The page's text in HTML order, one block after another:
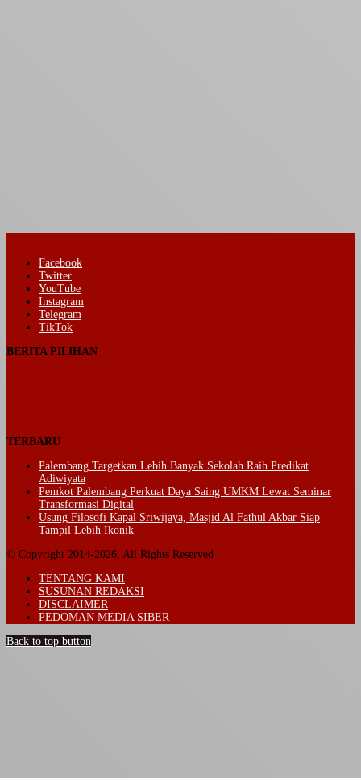
Facebook
Twitter
YouTube
Instagram
Telegram
TikTok
BERITA PILIHAN
TERBARU
Palembang Targetkan Lebih Banyak Sekolah Raih Predikat
Adiwiyata
Pemkot Palembang Perkuat Daya Saing UMKM Lewat Seminar
Transformasi Digital
Usung Filosofi Kapal Sriwijaya, Masjid Al Fathul Akbar Siap
Tampil Lebih Ikonik
© Copyright 2014-2026, All Rights Reserved
TENTANG KAMI
SUSUNAN REDAKSI
DISCLAIMER
PEDOMAN MEDIA SIBER
Back to top button